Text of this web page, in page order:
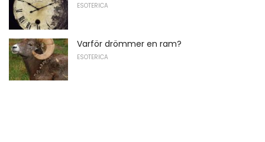
ESOTERICA
Varför drömmer en ram?
ESOTERICA